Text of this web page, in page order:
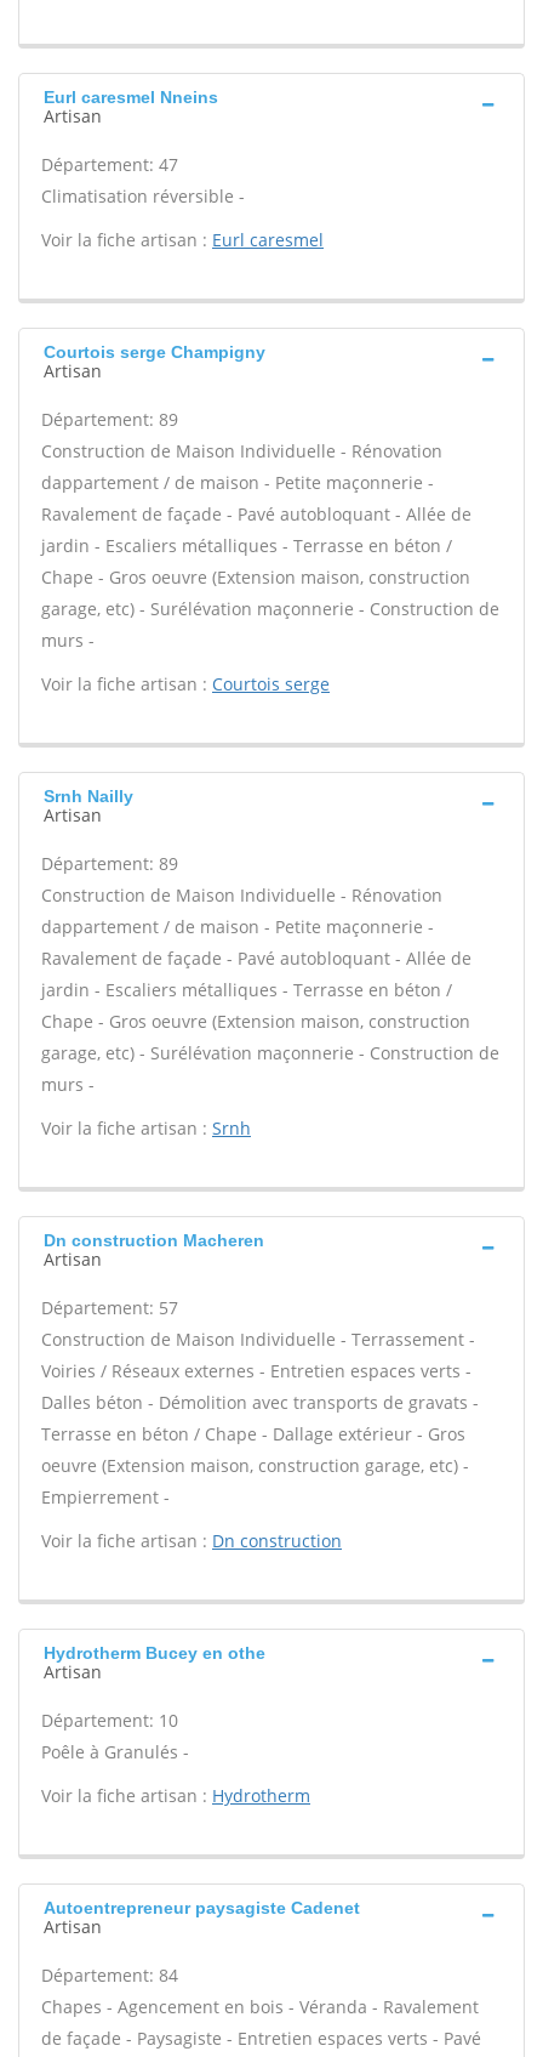
Eurl caresmel Nneins
Artisan
Département: 47
Climatisation réversible -
Voir la fiche artisan : Eurl caresmel
Courtois serge Champigny
Artisan
Département: 89
Construction de Maison Individuelle - Rénovation
dappartement / de maison - Petite maçonnerie -
Ravalement de façade - Pavé autobloquant - Allée de
jardin - Escaliers métalliques - Terrasse en béton /
Chape - Gros oeuvre (Extension maison, construction
garage, etc) - Surélévation maçonnerie - Construction de
murs -
Voir la fiche artisan : Courtois serge
Srnh Nailly
Artisan
Département: 89
Construction de Maison Individuelle - Rénovation
dappartement / de maison - Petite maçonnerie -
Ravalement de façade - Pavé autobloquant - Allée de
jardin - Escaliers métalliques - Terrasse en béton /
Chape - Gros oeuvre (Extension maison, construction
garage, etc) - Surélévation maçonnerie - Construction de
murs -
Voir la fiche artisan : Srnh
Dn construction Macheren
Artisan
Département: 57
Construction de Maison Individuelle - Terrassement -
Voiries / Réseaux externes - Entretien espaces verts -
Dalles béton - Démolition avec transports de gravats -
Terrasse en béton / Chape - Dallage extérieur - Gros
oeuvre (Extension maison, construction garage, etc) -
Empierrement -
Voir la fiche artisan : Dn construction
Hydrotherm Bucey en othe
Artisan
Département: 10
Poêle à Granulés -
Voir la fiche artisan : Hydrotherm
Autoentrepreneur paysagiste Cadenet
Artisan
Département: 84
Chapes - Agencement en bois - Véranda - Ravalement
de façade - Paysagiste - Entretien espaces verts - Pavé